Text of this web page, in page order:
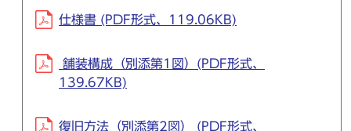
仕様書 (PDF形式、119.06KB)
舗装構成（別添第1図）(PDF形式、
139.67KB)
復旧方法（別添第2図） (PDF形式、